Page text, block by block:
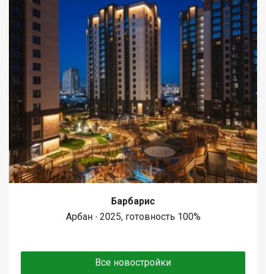
Барбарис
Арбан ∙ 2025, готовность 100%
Все новостройки